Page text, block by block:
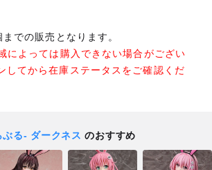
での販売となります。
によっては購入できない場合がござい
してから在庫ステータスをご確認くだ
る- ダークネス のおすすめ